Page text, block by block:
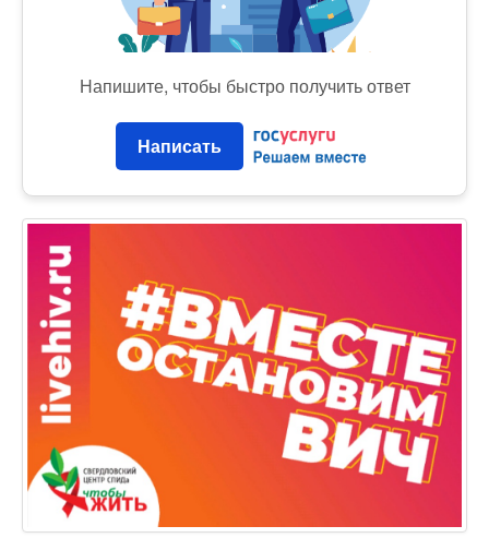
Напишите, чтобы быстро получить ответ
Написать